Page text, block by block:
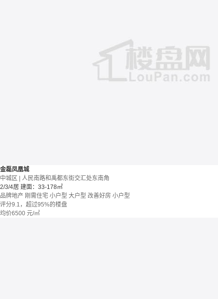
金磊凤凰城
中城区 | 人民南路和禹都东街交汇处东南角
2/3/4居 建面：33-178㎡
品牌地产 刚需住宅 小户型 大户型 改善好房 小户型
评分9.1，超过95%的楼盘
均价6500 元/㎡